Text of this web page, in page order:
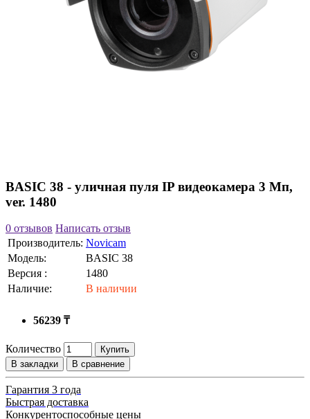
BASIC 38 - уличная пуля IP видеокамера 3 Мп,
ver. 1480
0 отзывов Написать отзыв
Производитель: Novicam
Модель:
BASIC 38
Версия :
1480
Наличие:
В наличии
56239 ₸
Количество
Купить
В закладки
В сравнение
Гарантия 3 года
Быстрая доставка
Конкурентоспособные цены